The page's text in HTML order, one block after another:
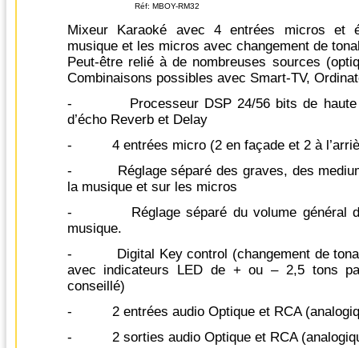
Réf: MBOY-RM32
Mixeur Karaoké avec 4 entrées micros et
musique et les micros avec changement de
Peut-être relié à de nombreuses sources
Combinaisons possibles avec Smart-TV,
- Processeur DSP 24/56 bits de haute
d’écho Reverb et Delay
- 4 entrées micro (2 en façade et 2 à
- Réglage séparé des graves, des
la musique et sur les micros
- Réglage séparé du volume général
musique.
- Digital Key control (changement de
avec indicateurs LED de + ou – 2,5 tons
conseillé)
- 2 entrées audio Optique et RCA
- 2 sorties audio Optique et RCA